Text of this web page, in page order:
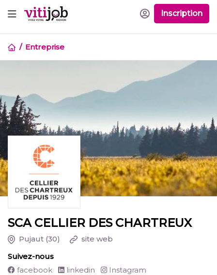
Inscription
Entreprise
SCA CELLIER DES CHARTREUX
Pujaut (30)
site web
Suivez-nous
facebook
linkedin Instagram